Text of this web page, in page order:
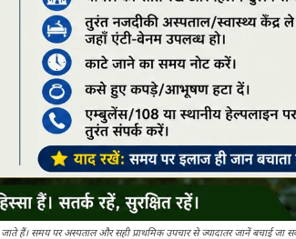
समय पर अस्पताल और सही प्राथमिक उपचार से ज्यादातर जानें बचाई जा